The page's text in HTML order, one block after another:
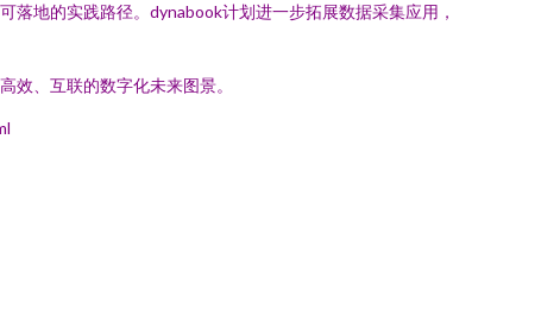
地的实践路径。dynabook计划进一步拓展数据采集应用，
效、互联的数字化未来图景。